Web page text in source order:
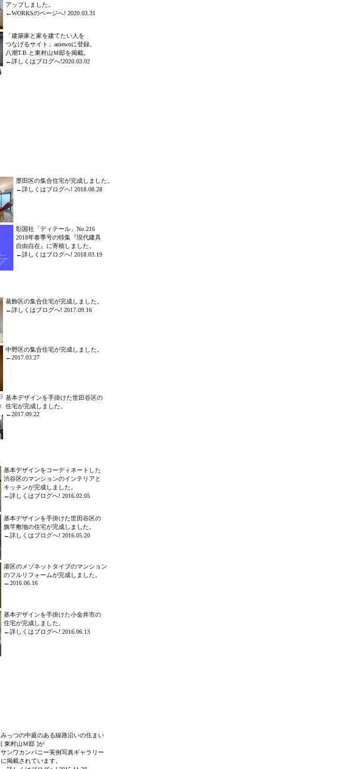
アップしました。
←WORKSのページへ! 2020.03.31
「建築家と家を建てたい人を
つなげるサイト」auiewoに登録。
八潮T.B.と東村山Ｍ邸を掲載。
←詳しくはブログへ!2020.03.02
墨田区の集合住宅が完成しました。
←詳しくはブログへ! 2018.08.28
彰国社「ディテール」No.216
2018年春季号の特集『現代建具
自由自在』に寄稿しました。
←詳しくはブログへ! 2018.03.19
葛飾区の集合住宅が完成しました。
←詳しくはブログへ! 2017.09.16
中野区の集合住宅が完成しました。
←2017.03.27
基本デザインを手掛けた世田谷区の
住宅が完成しました。
←2017.09.22
基本デザインをコーディネートした
渋谷区のマンションのインテリアと
キッチンが完成しました。
←詳しくはブログへ! 2016.02.05
基本デザインを手掛けた世田谷区の
旗竿敷地の住宅が完成しました。
←詳しくはブログへ! 2016.05.20
港区のメゾネットタイプのマンション
のフルリフォームが完成しました。
←2016.06.16
基本デザインを手掛けた小金井市の
住宅が完成しました。
←詳しくはブログへ! 2016.06.13
みっつの中庭のある線路沿いの住まい
[ 東村山Ｍ邸 ]が
サンワカンパニー実例写真ギャラリー
に掲載されています。